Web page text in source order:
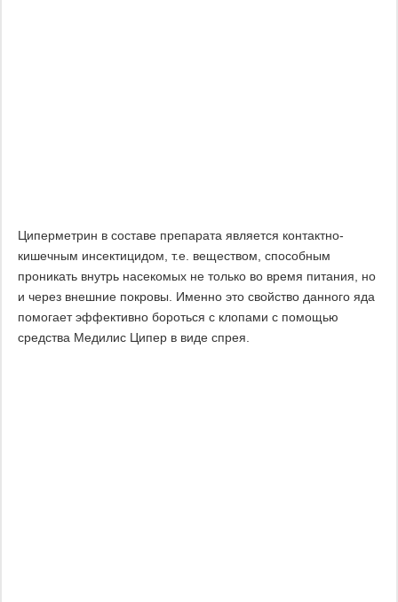
Циперметрин в составе препарата является контактно-
кишечным инсектицидом, т.е. веществом, способным
проникать внутрь насекомых не только во время питания, но
и через внешние покровы. Именно это свойство данного яда
помогает эффективно бороться с клопами с помощью
средства Медилис Ципер в виде спрея.